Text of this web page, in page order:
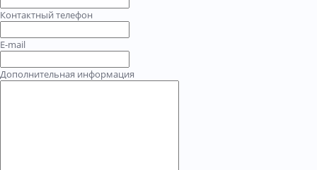
Контактный телефон
E-mail
Дополнительная информация